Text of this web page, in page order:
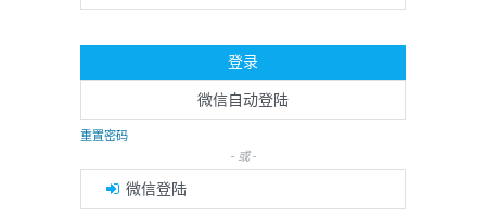
登录
微信自动登陆
重置密码
- 或 -
微信登陆